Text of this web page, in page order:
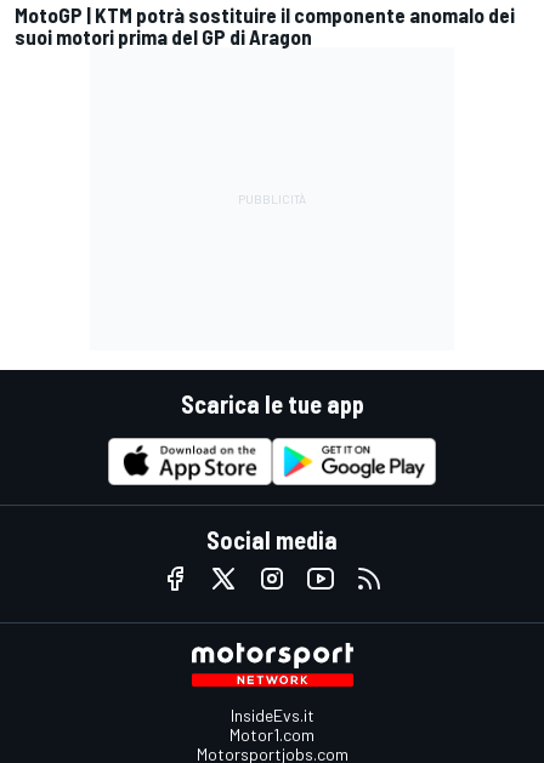
MotoGP | KTM potrà sostituire il componente anomalo dei
suoi motori prima del GP di Aragon
Scarica le tue app
Social media
InsideEvs.it
Motor1.com
Motorsportjobs.com